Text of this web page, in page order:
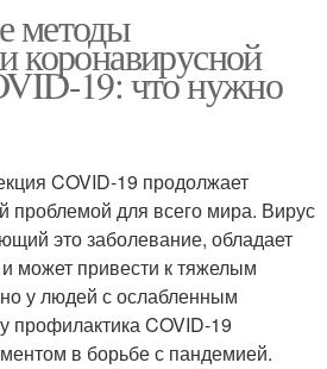
методы
коронавирусной
19: что нужно
COVID-19 продолжает
проблемой для всего мира. Вирус
это заболевание, обладает
может привести к тяжелым
у людей с ослабленным
профилактика COVID-19
в борьбе с пандемией.